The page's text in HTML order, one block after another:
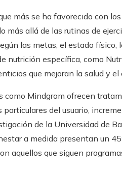
más se ha favorecido con
más allá de las rutinas de
las metas, el estado físico,
nutrición específica, como
que mejoran la salud y
Mindgram ofrecen
del usuario,
de la Universidad de
a medida presentan un
aquellos que siguen